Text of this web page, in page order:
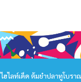
ไฮไลท์เด็ด ต้มยำปลาทูโบร